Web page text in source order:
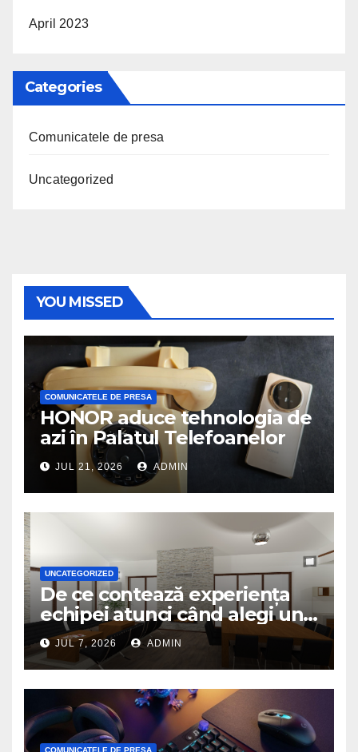
April 2023
Categories
Comunicatele de presa
Uncategorized
YOU MISSED
COMUNICATELE DE PRESA
HONOR aduce tehnologia de
azi în Palatul Telefoanelor
JUL 21, 2026 ADMIN
UNCATEGORIZED
De ce contează experiența
echipei atunci când alegi un
birou de arhitectură
JUL 7, 2026 ADMIN
COMUNICATELE DE PRESA